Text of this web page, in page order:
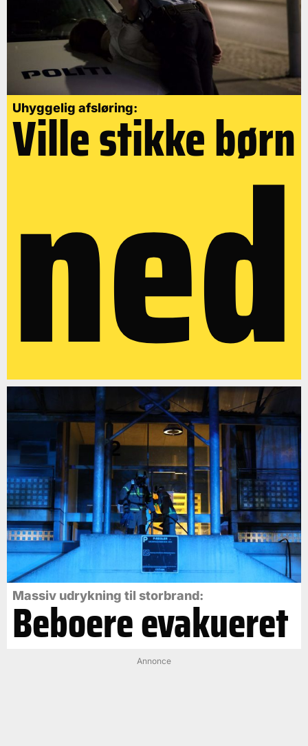
Uhyggelig afsløring:
Ville stikke børn
ned
Massiv udrykning til storbrand:
Beboere evakueret
Annonce